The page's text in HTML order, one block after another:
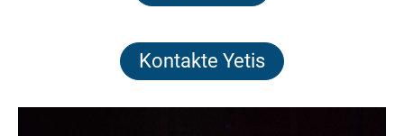
Kontakte Yetis